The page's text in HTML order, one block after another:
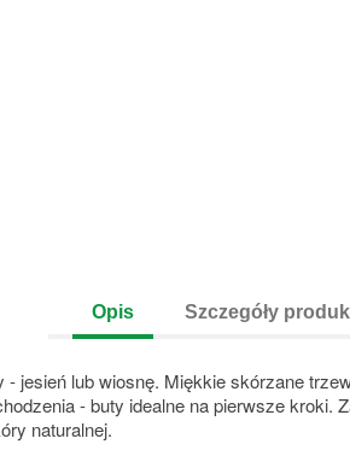
Opis Szczegóły
jesień lub wiosnę. Miękkie skórzane
- buty idealne na pierwsze kroki.
naturalnej.